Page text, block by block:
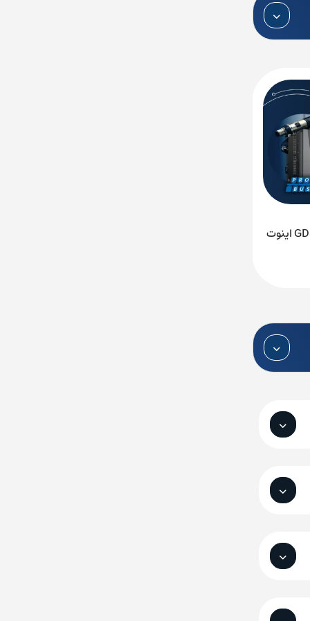
دلتا
ویدیو آموزش اتصال درایو GD350 اینوت